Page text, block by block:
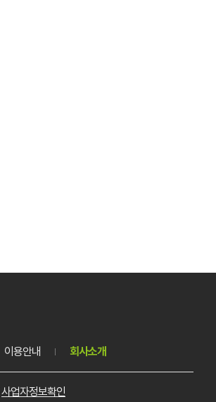
이용안내 회사소개
사업자정보확인